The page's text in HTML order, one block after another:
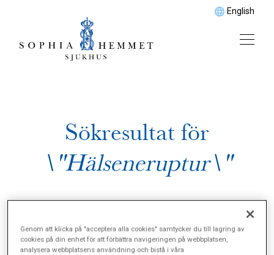
English
Sökresultat för
\"Hälseneruptur\"
Genom att klicka på "acceptera alla cookies" samtycker du till lagring av
cookies på din enhet för att förbättra navigeringen på webbplatsen,
analysera webbplatsens användning och bistå i våra